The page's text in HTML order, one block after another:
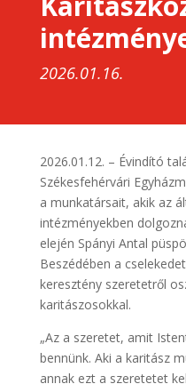
2026.01.16.
2026.01.12. – Évindító
Székesfehérvári
a munkatársait, akik az
intézményekben
elején Spányi Antal
Beszédében a
keresztény szeretetről
karitászosokkal.
„Az a szeretet, amit
bennünk. Aki a karitász
annak ezt a szeretetet